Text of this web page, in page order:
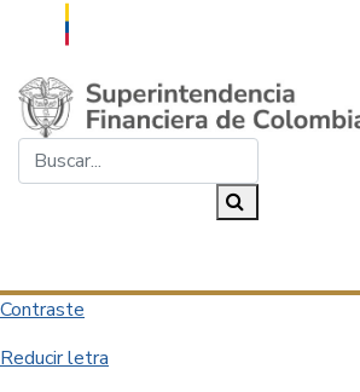
Saltar al contenido principal
Contraste
Reducir letra